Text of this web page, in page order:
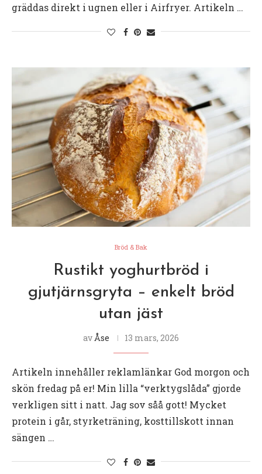
gräddas direkt i ugnen eller i Airfryer. Artikeln …
Bröd & Bak
Rustikt yoghurtbröd i
gjutjärnsgryta – enkelt bröd
utan jäst
av Åse 13 mars, 2026
Artikeln innehåller reklamlänkar God morgon och
skön fredag på er! Min lilla “verktygslåda” gjorde
verkligen sitt i natt. Jag sov såå gott! Mycket
protein i går, styrketräning, kosttillskott innan
sängen …